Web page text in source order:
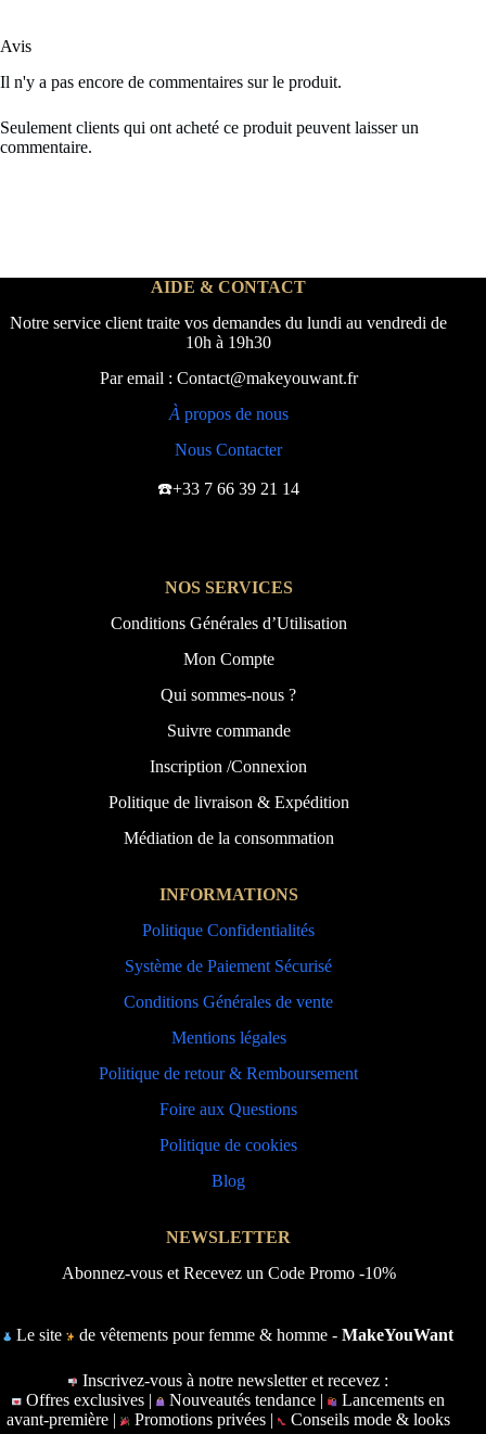
Avis
Il n'y a pas encore de commentaires sur le produit.
Seulement clients qui ont acheté ce produit peuvent laisser un
commentaire.
AIDE & CONTACT
Notre service client traite vos demandes du lundi au vendredi de
10h à 19h30
Par email : Contact@makeyouwant.fr
À propos de nous
Nous Contacter
☎️+33 7 66 39 21 14
NOS SERVICES
Conditions Générales d’Utilisation
Mon Compte
Qui sommes-nous ?
Suivre commande
Inscription /Connexion
Politique de livraison & Expédition
Médiation de la consommation
INFORMATIONS
Politique Confidentialités
Système de Paiement Sécurisé
Conditions Générales de vente
Mentions légales
Politique de retour & Remboursement
Foire aux Questions
Politique de cookies
Blog
NEWSLETTER
Abonnez-vous et Recevez un Code Promo -10%
Le site de vêtements pour femme & homme -MakeYouWant
Inscrivez-vous à notre newsletter et recevez :
Offres exclusives |
Nouveautés tendance |
Lancements en
avant-première | Promotions privées | Conseils mode & looks